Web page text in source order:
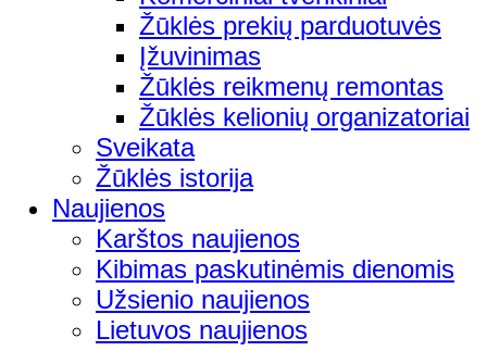
Žūklės prekių parduotuvės
Įžuvinimas
Žūklės reikmenų remontas
Žūklės kelionių organizatoriai
Sveikata
Žūklės istorija
Naujienos
Karštos naujienos
Kibimas paskutinėmis dienomis
Užsienio naujienos
Lietuvos naujienos